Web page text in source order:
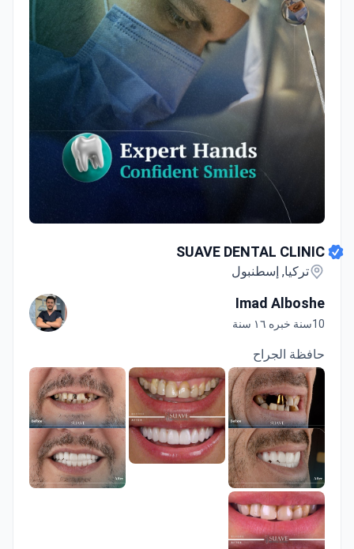
SUAVE DENTAL CLINIC
تركيا, إسطنبول
Imad Alboshe
10سنة خبره ١٦ سنة
حافظة الجراح